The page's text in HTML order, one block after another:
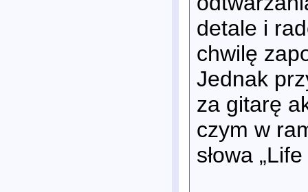
detale i
chwilę
Jednak
za gitarę
czym w
słowa